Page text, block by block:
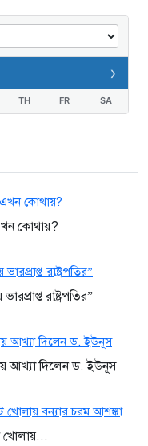
›
TH FR SA
কোথায়?
রাষ্ট্রপতির”
আখ্যা দিলেন ড. ইউনূস
খোলায়...